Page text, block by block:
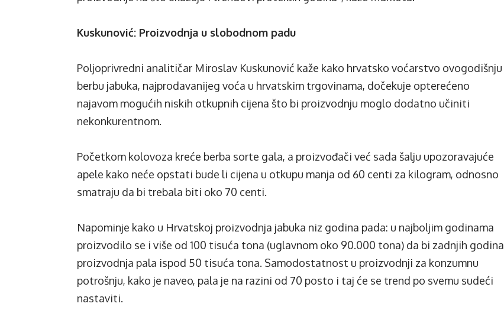
Kuskunović: Proizvodnja u slobodnom padu
Poljoprivredni analitičar Miroslav Kuskunović kaže kako hrvatsko voćarstvo ovogodišnju
berbu jabuka, najprodavanijeg voća u hrvatskim trgovinama, dočekuje opterećeno
najavom mogućih niskih otkupnih cijena što bi proizvodnju moglo dodatno učiniti
nekonkurentnom.
Početkom kolovoza kreće berba sorte gala, a proizvođači već sada šalju upozoravajuće
apele kako neće opstati bude li cijena u otkupu manja od 60 centi za kilogram, odnosno
smatraju da bi trebala biti oko 70 centi.
Napominje kako u Hrvatskoj proizvodnja jabuka niz godina pada: u najboljim godinama
proizvodilo se i više od 100 tisuća tona (uglavnom oko 90.000 tona) da bi zadnjih godina
proizvodnja pala ispod 50 tisuća tona. Samodostatnost u proizvodnji za konzumnu
potrošnju, kako je naveo, pala je na razini od 70 posto i taj će se trend po svemu sudeći
nastaviti.